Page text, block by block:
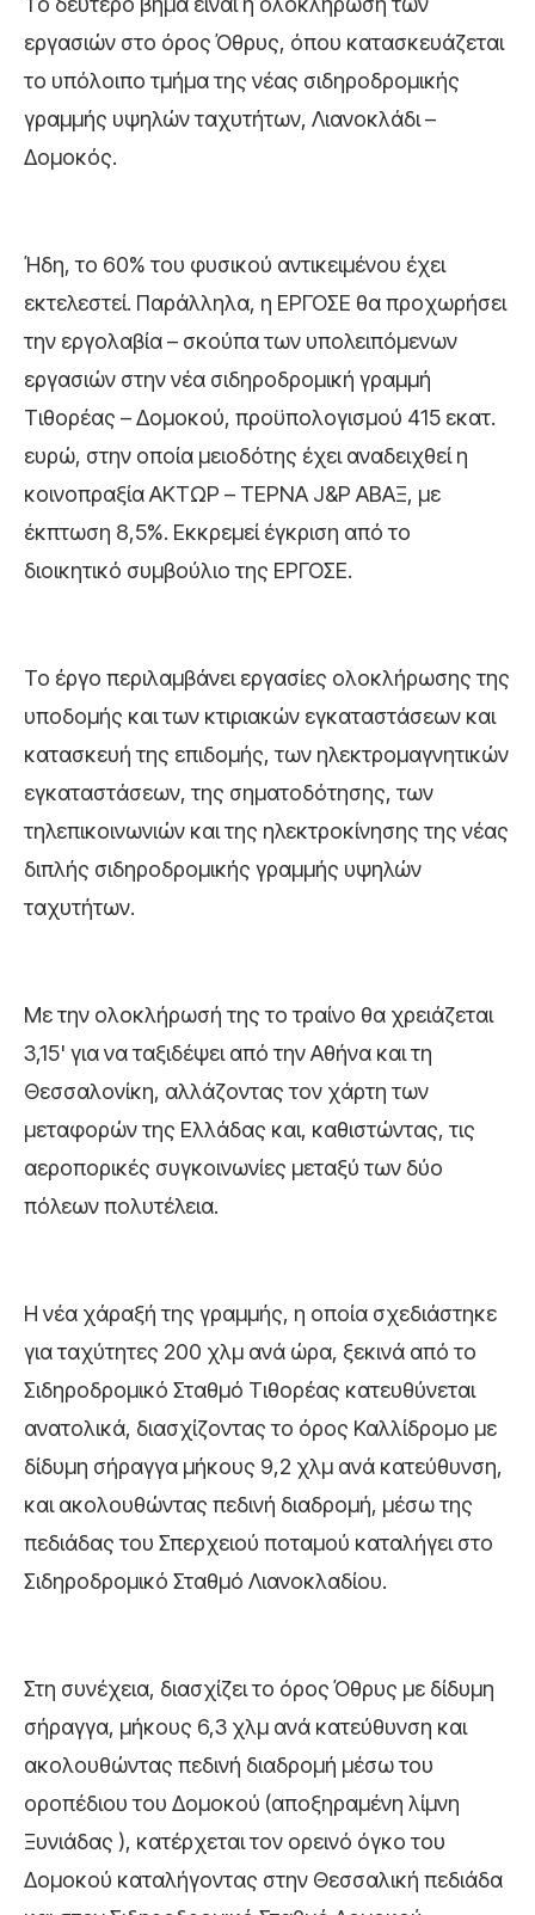
εργασιών στο όρος Όθρυς, όπου κατασκευάζεται
το υπόλοιπο τμήμα της νέας σιδηροδρομικής
γραμμής υψηλών ταχυτήτων, Λιανοκλάδι –
Δομοκός.
Ήδη, το 60% του φυσικού αντικειμένου έχει
εκτελεστεί. Παράλληλα, η ΕΡΓΟΣΕ θα προχωρήσει
την εργολαβία – σκούπα των υπολειπόμενων
εργασιών στην νέα σιδηροδρομική γραμμή
Τιθορέας – Δομοκού, προϋπολογισμού 415 εκατ.
ευρώ, στην οποία μειοδότης έχει αναδειχθεί η
κοινοπραξία ΑΚΤΩΡ – ΤΕΡΝΑ J&P ΑΒΑΞ, με
έκπτωση 8,5%. Εκκρεμεί έγκριση από το
διοικητικό συμβούλιο της ΕΡΓΟΣΕ.
Το έργο περιλαμβάνει εργασίες ολοκλήρωσης της
υποδομής και των κτιριακών εγκαταστάσεων και
κατασκευή της επιδομής, των ηλεκτρομαγνητικών
εγκαταστάσεων, της σηματοδότησης, των
τηλεπικοινωνιών και της ηλεκτροκίνησης της νέας
διπλής σιδηροδρομικής γραμμής υψηλών
ταχυτήτων.
Με την ολοκλήρωσή της το τραίνο θα χρειάζεται
3,15' για να ταξιδέψει από την Αθήνα και τη
Θεσσαλονίκη, αλλάζοντας τον χάρτη των
μεταφορών της Ελλάδας και, καθιστώντας, τις
αεροπορικές συγκοινωνίες μεταξύ των δύο
πόλεων πολυτέλεια.
Η νέα χάραξή της γραμμής, η οποία σχεδιάστηκε
για ταχύτητες 200 χλμ ανά ώρα, ξεκινά από το
Σιδηροδρομικό Σταθμό Τιθορέας κατευθύνεται
ανατολικά, διασχίζοντας το όρος Καλλίδρομο με
δίδυμη σήραγγα μήκους 9,2 χλμ ανά κατεύθυνση,
και ακολουθώντας πεδινή διαδρομή, μέσω της
πεδιάδας του Σπερχειού ποταμού καταλήγει στο
Σιδηροδρομικό Σταθμό Λιανοκλαδίου.
Στη συνέχεια, διασχίζει το όρος Όθρυς με δίδυμη
σήραγγα, μήκους 6,3 χλμ ανά κατεύθυνση και
ακολουθώντας πεδινή διαδρομή μέσω του
οροπέδιου του Δομοκού (αποξηραμένη λίμνη
Ξυνιάδας ), κατέρχεται τον ορεινό όγκο του
Δομοκού καταλήγοντας στην Θεσσαλική πεδιάδα